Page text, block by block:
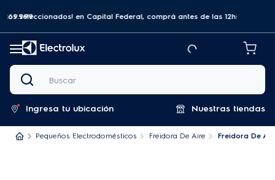
y recibilo en el mismo día.
SUSCRIBITE Y DISFRUTÁ 5% UN EN TU PRIMERA COMPRA!¡Aprovechá!
Buscar
Ingresa tu ubicación Nuestras tiendas
Pequeños Electrodomésticos Freidora De Aire Freidora De